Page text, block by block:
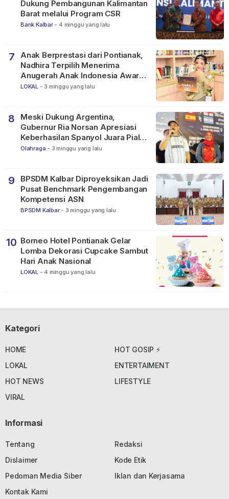
Dukung Pembangunan Kalimantan
Barat melalui Program CSR
Bank Kalbar - 4 minggu yang lalu
7
Anak Berprestasi dari Pontianak,
Nadhira Terpilih Menerima
Anugerah Anak Indonesia Awards
2026
LOKAL - 3 minggu yang lalu
8
Meski Dukung Argentina,
Gubernur Ria Norsan Apresiasi
Keberhasilan Spanyol Juara Piala
Dunia FIFA 2026
Olahraga - 3 minggu yang lalu
9
BPSDM Kalbar Diproyeksikan Jadi
Pusat Benchmark Pengembangan
Kompetensi ASN
BPSDM Kalbar - 3 minggu yang lalu
10 Borneo Hotel Pontianak Gelar
Lomba Dekorasi Cupcake Sambut
Hari Anak Nasional
LOKAL - 4 minggu yang lalu
Kategori
HOME
HOT GOSIP ⚡
LOKAL
ENTERTAIMENT
HOT NEWS
LIFESTYLE
VIRAL
Informasi
Tentang
Redaksi
Dislaimer
Kode Etik
Pedoman Media Siber
Iklan dan Kerjasama
Kontak Kami